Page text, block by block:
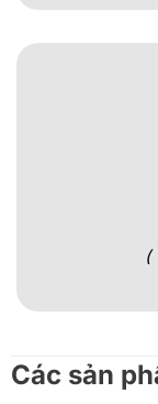
(
Các sản